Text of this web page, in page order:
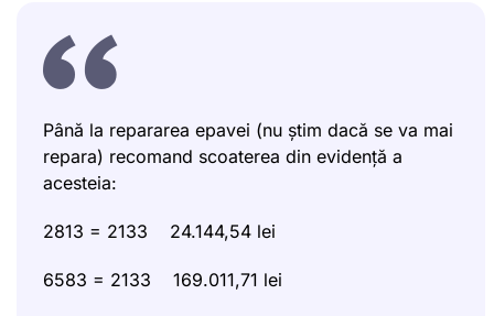
Până la repararea epavei (nu știm dacă se va mai
repara) recomand scoaterea din evidență a
acesteia:
2813 = 2133 24.144,54 lei
6583 = 2133 169.011,71 lei